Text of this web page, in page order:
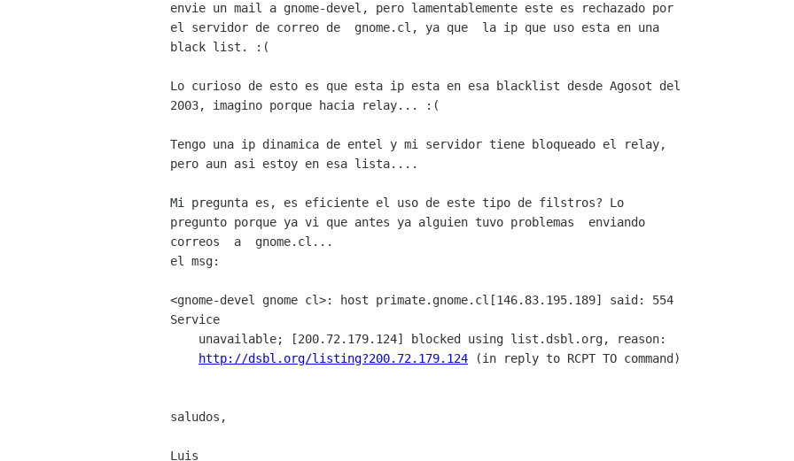
envie un mail a gnome-devel, pero lamentablemente este es rechazado por
el servidor de correo de  gnome.cl, ya que  la ip que uso esta en una
black list. :(
Lo curioso de esto es que esta ip esta en esa blacklist desde Agosot del
2003, imagino porque hacia relay... :(
Tengo una ip dinamica de entel y mi servidor tiene bloqueado el relay,
pero aun asi estoy en esa lista....
Mi pregunta es, es eficiente el uso de este tipo de filstros? Lo
pregunto porque ya vi que antes ya alguien tuvo problemas  enviando
correos  a  gnome.cl...
el msg:
<gnome-devel gnome cl>: host primate.gnome.cl[146.83.195.189] said: 554
Service
http://dsbl.org/listing?200.72.179.124 (in reply to RCPT TO command)
saludos,
Luis